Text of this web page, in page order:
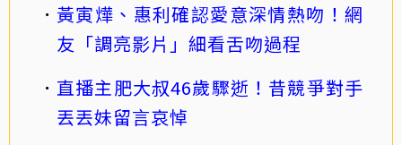
黃寅燁、惠利確認愛意深情熱吻！網
友「調亮影片」細看舌吻過程
直播主肥大叔46歲驟逝！昔競爭對手
丟丟妹留言哀悼